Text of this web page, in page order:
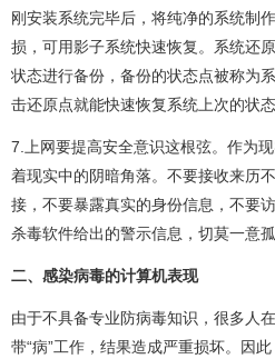
刚安装系统完毕后，将纯净的系统制
损，可用影子系统快速恢复。系统还
状态进行备份，备份的状态点被称为
击还原点就能快速恢复系统上次的状态
7.上网要提高安全意识这根弦。作为
着现实中的阴暗角落。不要接收来历
接，不要暴露真实的身份信息，不要
杀毒软件给出的警示信息，切莫一意孤
二、感染病毒的计算机表现
由于不具备专业防病毒知识，很多人
带“病”工作，结果造成严重损坏。因